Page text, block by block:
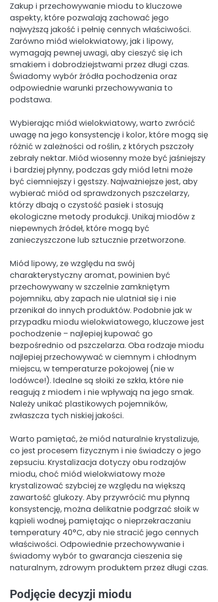
Zakup i przechowywanie miodu to kluczowe
aspekty, które pozwalają zachować jego
najwyższą jakość i pełnię cennych właściwości.
Zarówno miód wielokwiatowy, jak i lipowy,
wymagają pewnej uwagi, aby cieszyć się ich
smakiem i dobrodziejstwami przez długi czas.
Świadomy wybór źródła pochodzenia oraz
odpowiednie warunki przechowywania to
podstawa.
Wybierając miód wielokwiatowy, warto zwrócić
uwagę na jego konsystencję i kolor, które mogą się
różnić w zależności od roślin, z których pszczoły
zebrały nektar. Miód wiosenny może być jaśniejszy
i bardziej płynny, podczas gdy miód letni może
być ciemniejszy i gęstszy. Najważniejsze jest, aby
wybierać miód od sprawdzonych pszczelarzy,
którzy dbają o czystość pasiek i stosują
ekologiczne metody produkcji. Unikaj miodów z
niepewnych źródeł, które mogą być
zanieczyszczone lub sztucznie przetworzone.
Miód lipowy, ze względu na swój
charakterystyczny aromat, powinien być
przechowywany w szczelnie zamkniętym
pojemniku, aby zapach nie ulatniał się i nie
przenikał do innych produktów. Podobnie jak w
przypadku miodu wielokwiatowego, kluczowe jest
pochodzenie – najlepiej kupować go
bezpośrednio od pszczelarza. Oba rodzaje miodu
najlepiej przechowywać w ciemnym i chłodnym
miejscu, w temperaturze pokojowej (nie w
lodówce!). Idealne są słoiki ze szkła, które nie
reagują z miodem i nie wpływają na jego smak.
Należy unikać plastikowych pojemników,
zwłaszcza tych niskiej jakości.
Warto pamiętać, że miód naturalnie krystalizuje,
co jest procesem fizycznym i nie świadczy o jego
zepsuciu. Krystalizacja dotyczy obu rodzajów
miodu, choć miód wielokwiatowy może
krystalizować szybciej ze względu na większą
zawartość glukozy. Aby przywrócić mu płynną
konsystencję, można delikatnie podgrzać słoik w
kąpieli wodnej, pamiętając o nieprzekraczaniu
temperatury 40°C, aby nie stracić jego cennych
właściwości. Odpowiednie przechowywanie i
świadomy wybór to gwarancja cieszenia się
naturalnym, zdrowym produktem przez długi czas.
Podjęcie decyzji miodu